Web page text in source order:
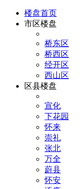
楼盘首页
市区楼盘
桥东区
桥西区
经开区
西山区
区县楼盘
宣化
下花园
怀来
崇礼
张北
万全
蔚县
怀安